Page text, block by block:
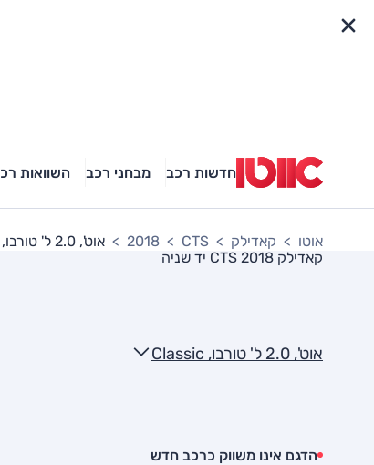
חדשות רכב מבחני רכב השוואות
אוטו קאדילק CTS
2018
אוט', 2.0 ל' טורבו, Classic
קאדילק CTS 2018
יד שניה
אוט', 2.0 ל' טורבו, Classic
הדגם אינו משווק כרכב חדש